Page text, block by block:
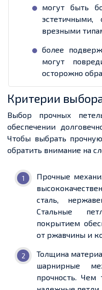
могут быть
врезными
более
могут
осторожно
Критерии
Выбор прочных
обеспечении
Чтобы выбрать
обратить внимание на
Прочные
сталь,
Стальные
покрытием
от ржавчины и
Толщина
шарнирные
прочность. Чем